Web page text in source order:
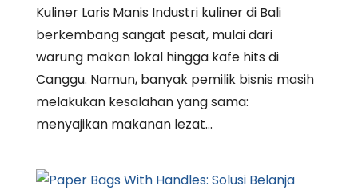
Kuliner Laris Manis Industri kuliner di Bali
berkembang sangat pesat, mulai dari
warung makan lokal hingga kafe hits di
Canggu. Namun, banyak pemilik bisnis masih
melakukan kesalahan yang sama:
menyajikan makanan lezat...